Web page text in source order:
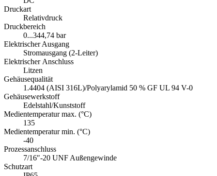
Druckart
Relativdruck
Druckbereich
0...344,74 bar
Elektrischer Ausgang
Stromausgang (2-Leiter)
Elektrischer Anschluss
Litzen
Gehäusequalität
1.4404 (AISI 316L)/Polyarylamid 50 % GF UL 94 V-0
Gehäusewerkstoff
Edelstahl/Kunststoff
Medientemperatur max. (°C)
135
Medientemperatur min. (°C)
-40
Prozessanschluss
7/16″-20 UNF Außengewinde
Schutzart